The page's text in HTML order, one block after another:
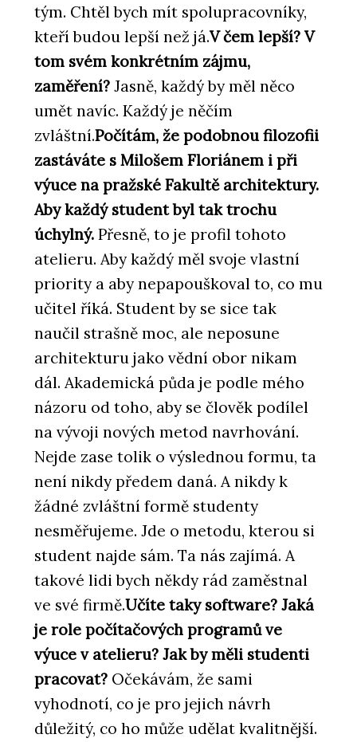
tým. Chtěl bych mít spolupracovníky,
kteří budou lepší než já.V čem lepší? V
tom svém konkrétním zájmu,
zaměření? Jasně, každý by měl něco
umět navíc. Každý je něčím
zvláštní.Počítám, že podobnou filozofii
zastáváte s Milošem Floriánem i při
výuce na pražské Fakultě architektury.
Aby každý student byl tak trochu
úchylný. Přesně, to je profil tohoto
atelieru. Aby každý měl svoje vlastní
priority a aby nepapouškoval to, co mu
učitel říká. Student by se sice tak
naučil strašně moc, ale neposune
architekturu jako vědní obor nikam
dál. Akademická půda je podle mého
názoru od toho, aby se člověk podílel
na vývoji nových metod navrhování.
Nejde zase tolik o výslednou formu, ta
není nikdy předem daná. A nikdy k
žádné zvláštní formě studenty
nesměřujeme. Jde o metodu, kterou si
student najde sám. Ta nás zajímá. A
takové lidi bych někdy rád zaměstnal
ve své firmě.Učíte taky software? Jaká
je role počítačových programů ve
výuce v atelieru? Jak by měli studenti
pracovat? Očekávám, že sami
vyhodnotí, co je pro jejich návrh
důležitý, co ho může udělat kvalitnější.